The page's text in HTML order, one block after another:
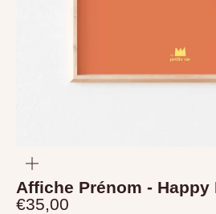
Affiche Prénom - Happy
Prix de vente
€35,00